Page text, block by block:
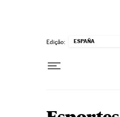
Edição: ESPAÑA